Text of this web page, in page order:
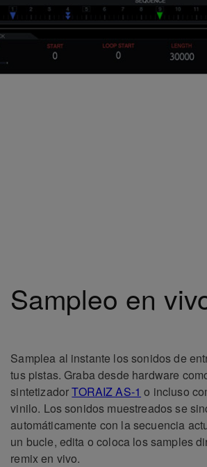
Sampleo en
Samplea al instante los sonidos de
tus pistas. Graba desde hardware
sintetizadorTORAIZ AS-1 o incluso
vinilo. Los sonidos muestreados se
automáticamente con la secuencia
un bucle, edita o coloca los samples
remix en vivo.